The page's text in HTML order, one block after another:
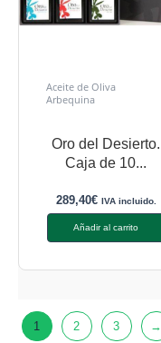
Aceite de Oliva
Arbequina
Oro del Desierto.
Caja de 10...
289,40€ IVA incluido.
Añadir al carrito
1 2 3 →